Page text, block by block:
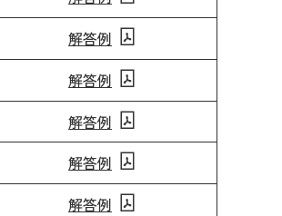
解答例
解答例
解答例
解答例
解答例